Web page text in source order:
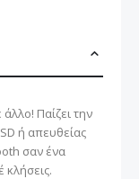
Παίζει την
ή απευθείας
σαν ένα
κλήσεις.